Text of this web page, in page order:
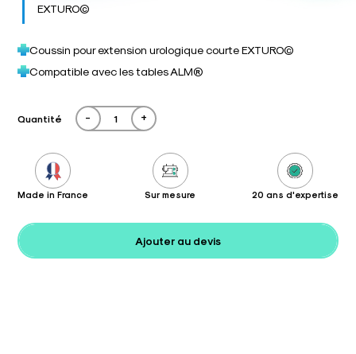
EXTURO©
Coussin pour extension urologique courte EXTURO©
Compatible avec les tables ALM®
Quantité - +
Made in France Sur mesure 20 ans d'expertise
Ajouter au devis